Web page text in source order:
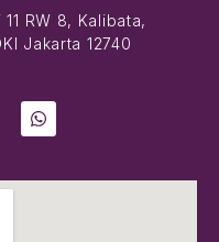
RW 8, Kalibata,
Jakarta 12740